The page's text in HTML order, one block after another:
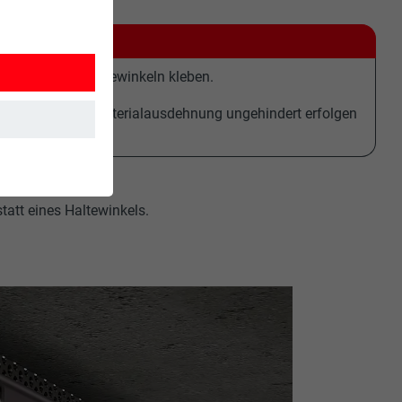
an den Haltewinkeln kleben.
sodass die Materialausdehnung ungehindert erfolgen
eines Haltewinkels.